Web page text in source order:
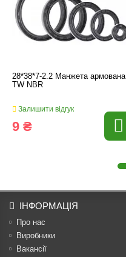
28*38*7-2.2 Манжета армована
TW NBR
Залишити відгук
9 ₴
ІНФОРМАЦІЯ
Про нас
Виробники
Вакансії